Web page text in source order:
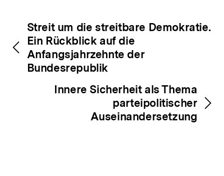
Inhaltsnavigation
Inhaltsnavigation
Streit um die streitbare Demokratie.
Ein Rückblick auf die
Anfangsjahrzehnte der
Bundesrepublik
Innere Sicherheit als Thema
parteipolitischer
Auseinandersetzung